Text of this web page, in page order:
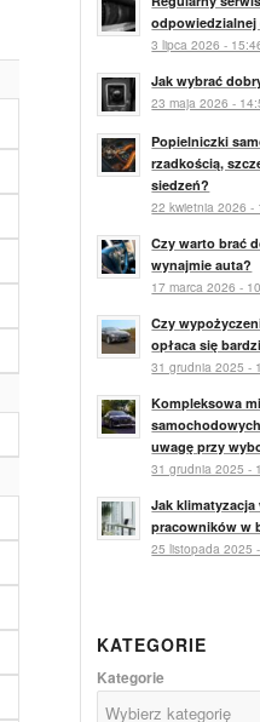
3 lipca 2026 -
Jak wybrać
23 maja 2026 -
Popielniczki
rzadkością,
siedzeń?
22 kwietnia 2026 -
Czy warto brać
wynajmie auta?
17 marca 2026 -
Czy
opłaca się
31 grudnia 2025 -
Kompleksowa
uwagę przy
31 grudnia 2025 -
Jak
pracowników w
25 listopada 2025
KATEGORIE
Kategorie